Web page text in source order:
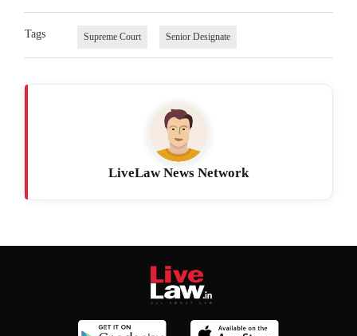
Tags Supreme Court Senior Designate
LiveLaw News Network